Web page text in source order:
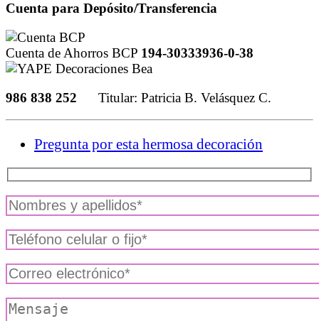
Cuenta para Depósito/Transferencia
Cuenta de Ahorros BCP 194-30333936-0-38
986 838 252 Titular: Patricia B. Velásquez C.
Pregunta por esta hermosa decoración